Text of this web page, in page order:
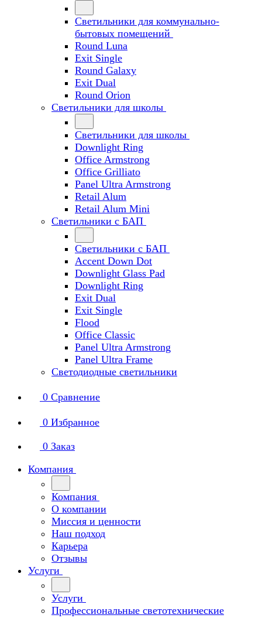
Светильники для коммунально-
бытовых помещений
Round Luna
Exit Single
Round Galaxy
Exit Dual
Round Orion
Светильники для школы
Светильники для школы
Downlight Ring
Office Armstrong
Office Grilliato
Panel Ultra Armstrong
Retail Alum
Retail Alum Mini
Светильники с БАП
Светильники с БАП
Accent Down Dot
Downlight Glass Pad
Downlight Ring
Exit Dual
Exit Single
Flood
Office Classic
Panel Ultra Armstrong
Panel Ultra Frame
Светодиодные светильники
0 Сравнение
0 Избранное
0 Заказ
Компания
Компания
О компании
Миссия и ценности
Наш подход
Карьера
Отзывы
Услуги
Услуги
Профессиональные светотехнические